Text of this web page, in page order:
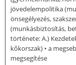
jövedelempolitika
önsegélyezés,
(munkásbiztosítás,
története: A.)
kőkorszak) • a
megsegítése